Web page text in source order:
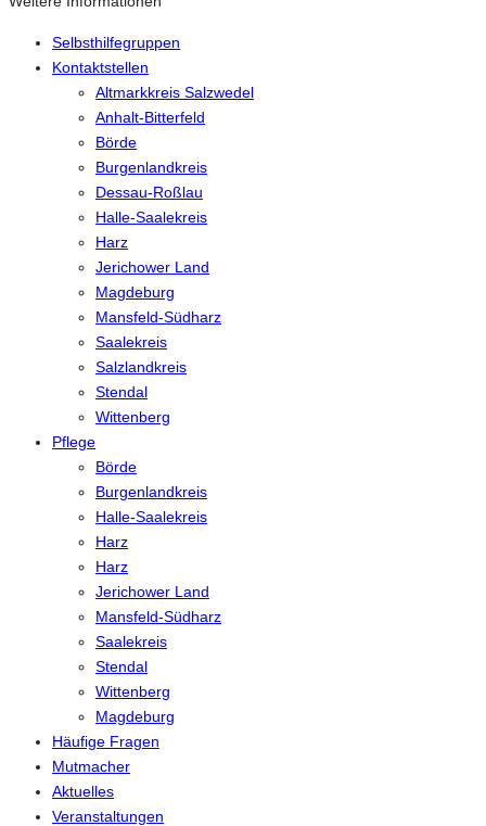
Selbsthilfegruppen
Kontaktstellen
Altmarkkreis Salzwedel
Anhalt-Bitterfeld
Börde
Burgenlandkreis
Dessau-Roßlau
Halle-Saalekreis
Harz
Jerichower Land
Magdeburg
Mansfeld-Südharz
Saalekreis
Salzlandkreis
Stendal
Wittenberg
Pflege
Börde
Burgenlandkreis
Halle-Saalekreis
Harz
Harz
Jerichower Land
Mansfeld-Südharz
Saalekreis
Stendal
Wittenberg
Magdeburg
Häufige Fragen
Mutmacher
Aktuelles
Veranstaltungen